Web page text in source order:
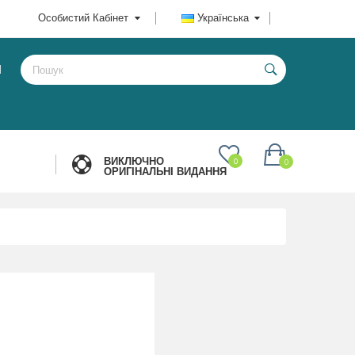
Українська
Особистий Кабінет
ВИКЛЮЧНО
ОРИГІНАЛЬНІ ВИДАННЯ
0
0